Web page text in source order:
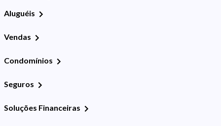
Aluguéis
Vendas
Condomínios
Seguros
Soluções Financeiras